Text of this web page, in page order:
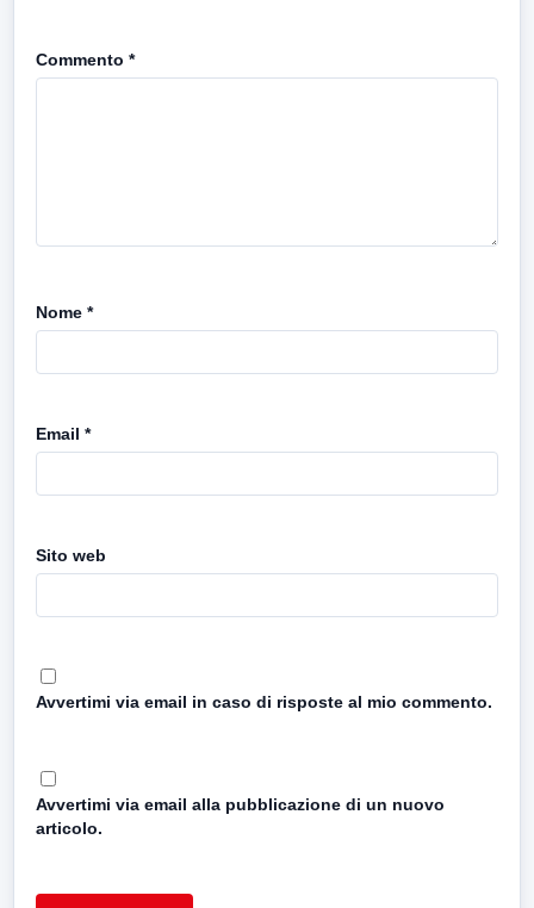
Commento *
Nome *
Email *
Sito web
Avvertimi via email in caso di risposte al mio commento.
Avvertimi via email alla pubblicazione di un nuovo
articolo.